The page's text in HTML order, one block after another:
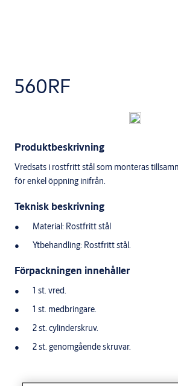
560RF
Produktbeskrivning
Vredsats i rostfritt stål som monteras
för enkel öppning inifrån.
Teknisk beskrivning
Material: Rostfritt stål
Ytbehandling: Rostfritt stål.
Förpackningen innehåller
1 st. vred.
1 st. medbringare.
2 st. cylinderskruv.
2 st. genomgående skruvar.